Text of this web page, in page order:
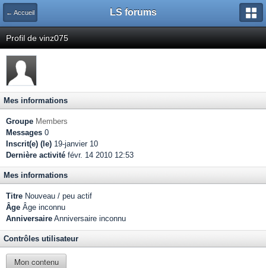
← Accueil LS forums
Profil de vinz075
Mes informations
Groupe Members
Messages 0
Inscrit(e) (le) 19-janvier 10
Dernière activité févr. 14 2010 12:53
Mes informations
Titre Nouveau / peu actif
Âge Âge inconnu
Anniversaire Anniversaire inconnu
Contrôles utilisateur
Mon contenu